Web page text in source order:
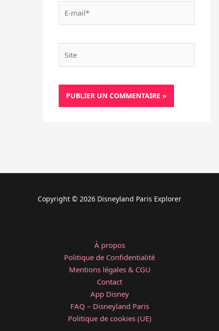
mail*
Copyright © 2026 Disneyland Paris Explorer
À propos
Politique de Confidentialité
Mentions légales & CGU
Contact
App Disney
FAQ – Disneyland Paris
Politique de cookies (UE)